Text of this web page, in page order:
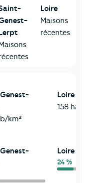
Lerpt
Maisons
Loire
Maisons
récentes
km²
Loire
158
Loire
24 %